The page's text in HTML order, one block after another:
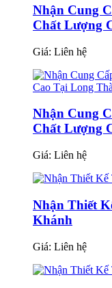
Nhận Cung
Chất Lượng
Giá: Liên hệ
Nhận Cung
Chất Lượng
Giá: Liên hệ
Nhận Thiết
Khánh
Giá: Liên hệ